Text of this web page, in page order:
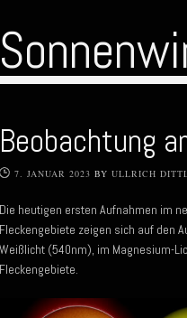
Beobachtung
7. JANUAR 2023 BY ULLRICH
Die heutigen ersten Aufnahmen im
Fleckengebiete zeigen sich auf den
Weißlicht (540nm), im Magnesium-
Fleckengebiete.